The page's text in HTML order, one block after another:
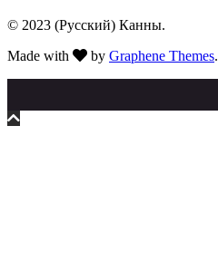
© 2023 (Русский) Канны.
Made with
by Graphene Themes.